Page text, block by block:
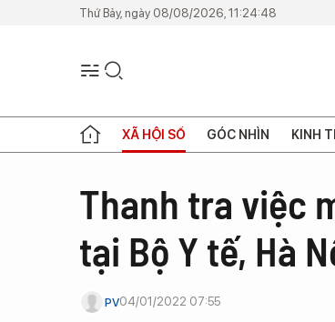
Thứ Bảy, ngày 08/08/2026, 11:24:48
XÃ HỘI SỐ GÓC NHÌN KINH
Thanh tra việc
tại Bộ Y tế, Hà
PV04/01/2022 07:55